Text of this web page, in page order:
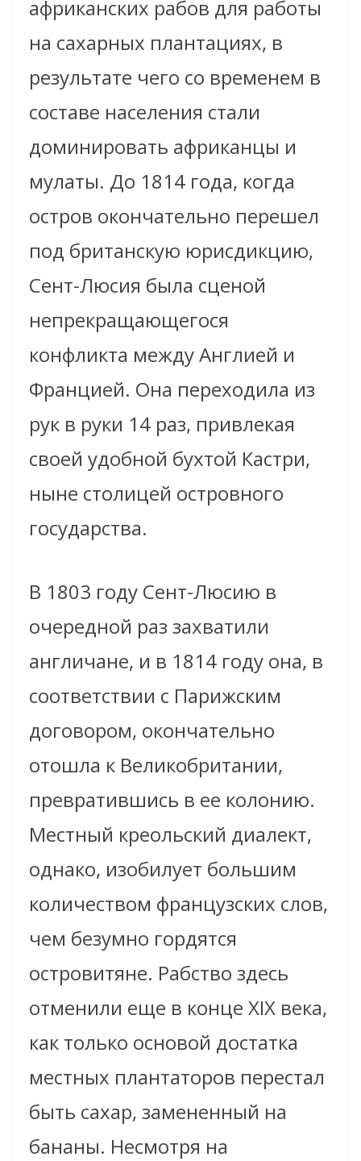
африканских рабов для работы
на сахарных плантациях, в
результате чего со временем в
составе населения стали
доминировать африканцы и
мулаты. До 1814 года, когда
остров окончательно перешел
под британскую юрисдикцию,
Сент-Люсия была сценой
непрекращающегося
конфликта между Англией и
Францией. Она переходила из
рук в руки 14 раз, привлекая
своей удобной бухтой Кастри,
ныне столицей островного
государства.
В 1803 году Сент-Люсию в
очередной раз захватили
англичане, и в 1814 году она, в
соответствии с Парижским
договором, окончательно
отошла к Великобритании,
превратившись в ее колонию.
Местный креольский диалект,
однако, изобилует большим
количеством французских слов,
чем безумно гордятся
островитяне. Рабство здесь
отменили еще в конце XIX века,
как только основой достатка
местных плантаторов перестал
быть сахар, замененный на
бананы. Несмотря на